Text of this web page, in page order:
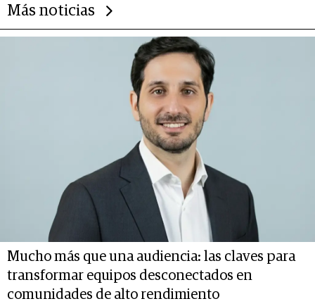
Más noticias
Mucho más que una audiencia: las claves para
transformar equipos desconectados en
comunidades de alto rendimiento